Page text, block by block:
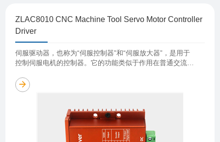
ZLAC8010 CNC Machine Tool Servo Motor Controller
Driver
伺服驱动器，也称为“伺服控制器”和“伺服放大器”，是用于
控制伺服电机的控制器。它的功能类似于作用在普通交流电
位系统。通常，伺服电机通过位置、速度和扭……